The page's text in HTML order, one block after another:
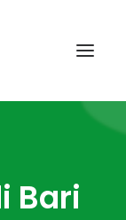
Bari